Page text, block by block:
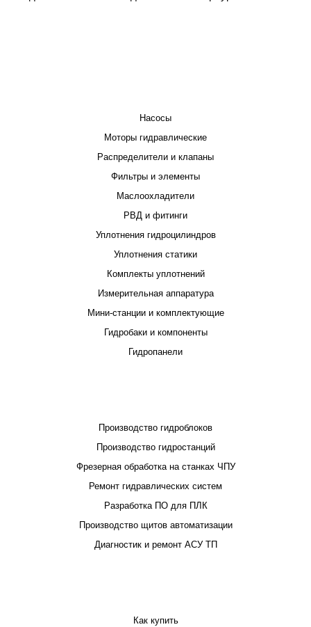
Насосы
Моторы гидравлические
Распределители и клапаны
Фильтры и элементы
Маслоохладители
РВД и фитинги
Уплотнения гидроцилиндров
Уплотнения статики
Комплекты уплотнений
Измерительная аппаратура
Мини-станции и комплектующие
Гидробаки и компоненты
Гидропанели
Производство гидроблоков
Производство гидростанций
Фрезерная обработка на станках ЧПУ
Ремонт гидравлических систем
Разработка ПО для ПЛК
Производство щитов автоматизации
Диагностик и ремонт АСУ ТП
Как купить